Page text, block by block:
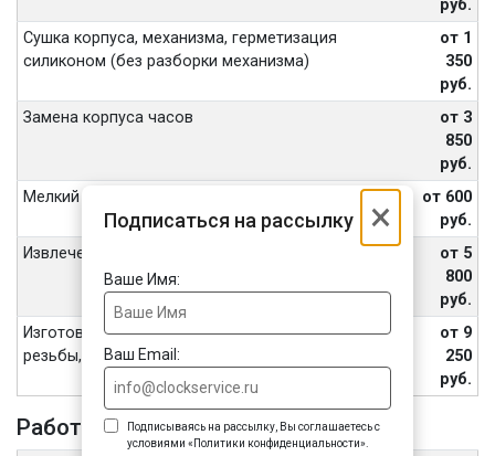
×
Подписаться на рассылку
Ваше Имя:
Ваш Email:
Подписываясь на рассылку, Вы соглашаетесь с
условиями «Политики конфиденциальности».
руб.
Сушка корпуса, механизма, герметизация
силиконом (без разборки механизма)
от 1
350
руб.
Замена корпуса часов
от 3
850
руб.
Мелкий ремонт
от 600
руб.
Извлечение обломанных винтов, шпилек
от 5
800
руб.
Изготовление винтов, футора, восстановление
резьбы, внутренних частей переводной головы
от 9
250
руб.
Работа с ремешком или браслетом